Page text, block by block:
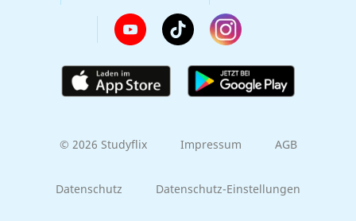
© 2026 Studyflix Impressum AGB
Datenschutz Datenschutz-Einstellungen